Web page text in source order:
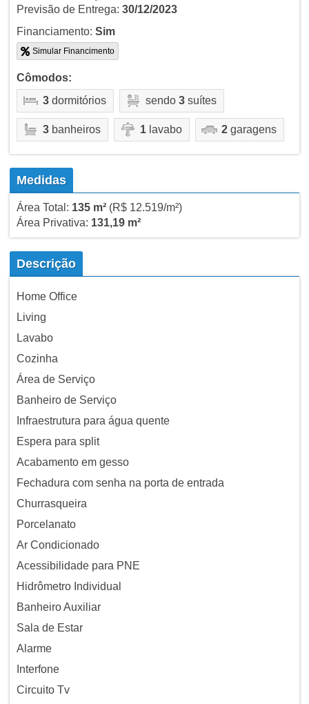
Previsão de Entrega: 30/12/2023
Financiamento: Sim
Simular Financimento
Cômodos:
3dormitórios sendo 3suítes
3banheiros 1lavabo 2garagens
Medidas
Área Total: 135 m²(R$ 12.519/m²)
Área Privativa: 131,19 m²
Descrição
Home Office
Living
Lavabo
Cozinha
Área de Serviço
Banheiro de Serviço
Infraestrutura para água quente
Espera para split
Acabamento em gesso
Fechadura com senha na porta de entrada
Churrasqueira
Porcelanato
Ar Condicionado
Acessibilidade para PNE
Hidrômetro Individual
Banheiro Auxiliar
Sala de Estar
Alarme
Interfone
Circuito Tv